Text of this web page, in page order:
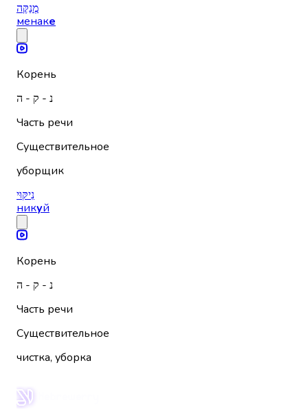
מְנַקֶּה
менаке
Корень
נ - ק - ה
Часть речи
Существительное
уборщик
נִיקּוּי
никуй
Корень
נ - ק - ה
Часть речи
Существительное
чистка, уборка